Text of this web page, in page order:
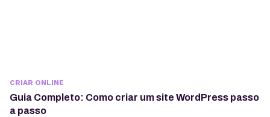
CRIAR ONLINE
Guia Completo: Como criar um site WordPress passo
a passo